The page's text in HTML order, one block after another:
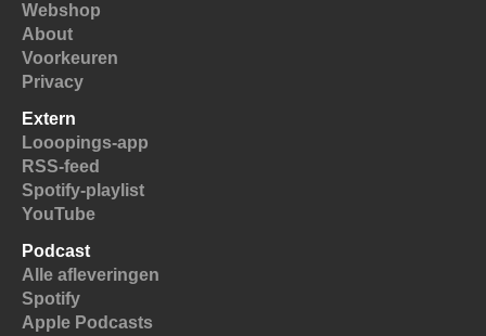
Webshop
About
Voorkeuren
Privacy
Extern
Looopings-app
RSS-feed
Spotify-playlist
YouTube
Podcast
Alle afleveringen
Spotify
Apple Podcasts